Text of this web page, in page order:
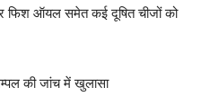
फिश ऑयल समेत कई दूषित चीजों को
की जांच में खुलासा